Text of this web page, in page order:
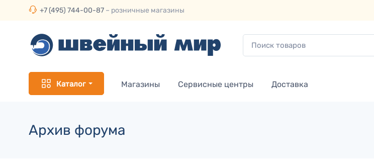
+7 (495) 744-00-87 – розничные магазины
Каталог Магазины Сервисные центры Доставка
Архив форума